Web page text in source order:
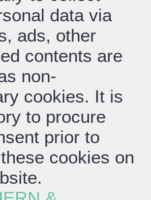
data via
ads, other
contents are
non-
cookies. It is
to procure
prior to
cookies on